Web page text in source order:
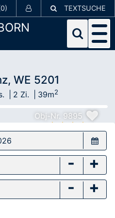
TEXTSUCHE
WE 5201
2 Zi. 39m2
Obj-Nr. 9895
- +
- +